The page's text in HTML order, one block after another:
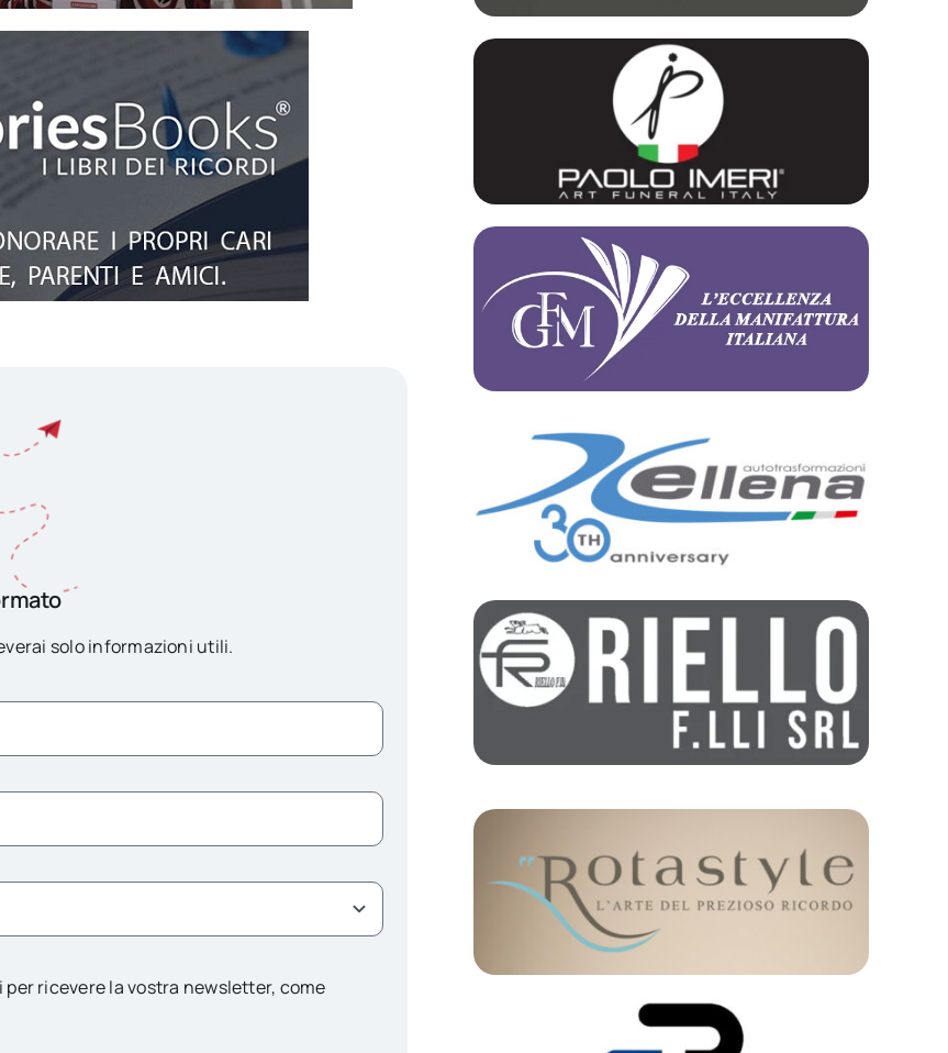
solo informazioni utili.
ricevere la vostra newsletter, come